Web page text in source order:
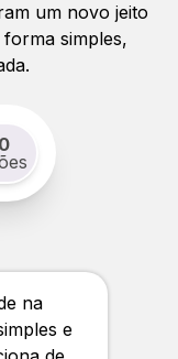
um novo jeito
simples,
na
e